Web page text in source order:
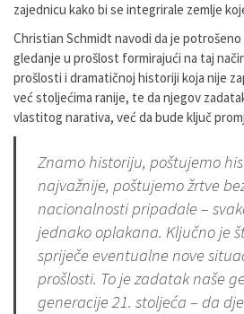
zajednicu kako bi se integrirale zemlje
Christian Schmidt navodi da je
gledanje u prošlost formirajući na taj
prošlosti i dramatičnoj historiji koja nije
već stoljećima ranije, te da njegov
vlastitog narativa, već da bude ključ
Znamo historiju, poštujemo
najvažnije, poštujemo žrtve
nacionalnosti pripadale –
jednako oplakana. Ključno je
spriječe eventualne nove
prošlosti. To je zadatak naše
generacije 21. stoljeća – da